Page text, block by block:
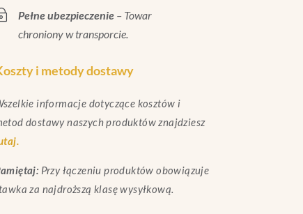
Pełne ubezpieczenie– Towar
chroniony w transporcie.
i metody dostawy
informacje dotyczące kosztów i
dostawy naszych produktów znajdziesz
Przy łączeniu produktów obowiązuje
za najdroższą klasę wysyłkową.